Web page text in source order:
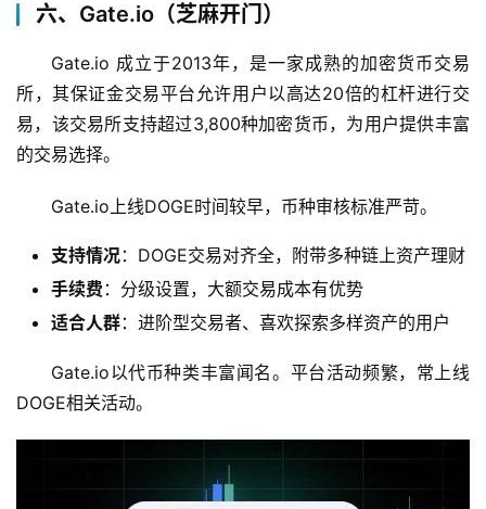
六、Gate.io（芝麻开门）
Gate.io 成立于2013年，是一家成熟的加密货币交易
所，其保证金交易平台允许用户以高达20倍的杠杆进行交
易，该交易所支持超过3,800种加密货币，为用户提供丰富
的交易选择。
Gate.io上线DOGE时间较早，币种审核标准严苛。
支持情况：DOGE交易对齐全，附带多种链上资产理财
手续费 ：分级设置，大额交易成本有优势
适合人群：进阶型交易者、喜欢探索多样资产的用户
Gate.io以代币种类丰富闻名。平台活动频繁，常上线
DOGE相关活动。